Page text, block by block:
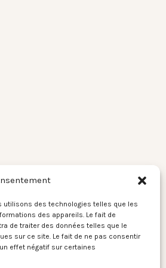
utilisons des technologies telles que les
des appareils. Le fait de
de traiter des données telles que le
sur ce site. Le fait de ne pas consentir
effet négatif sur certaines